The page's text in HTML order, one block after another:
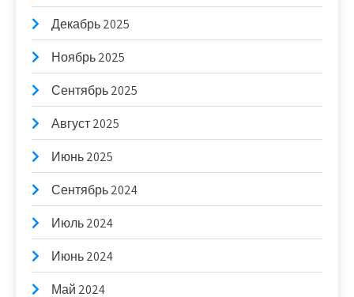
Декабрь 2025
Ноябрь 2025
Сентябрь 2025
Август 2025
Июнь 2025
Сентябрь 2024
Июль 2024
Июнь 2024
Май 2024